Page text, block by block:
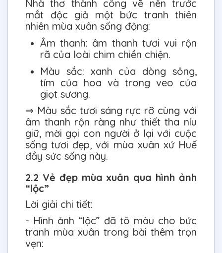
Nhà thơ thành công vẽ nên trước
mắt độc giả một bức tranh thiên
nhiên mùa xuân sống động:
Âm thanh: âm thanh tươi vui rộn
rã của loài chim chiền chiện.
Màu sắc: xanh của dòng sông,
tím của hoa và trong veo của
giọt sương.
⇒ Màu sắc tươi sáng rực rỡ cùng với
âm thanh rộn ràng như thiết tha níu
giữ, mời gọi con người ở lại với cuộc
sống tươi đẹp, với mùa xuân xứ Huế
đầy sức sống này.
2.2 Vẻ đẹp mùa xuân qua hình ảnh
“lộc”
Lời giải chi tiết:
- Hình ảnh “lộc” đã tô màu cho bức
tranh mùa xuân trong bài thêm trọn
vẹn: